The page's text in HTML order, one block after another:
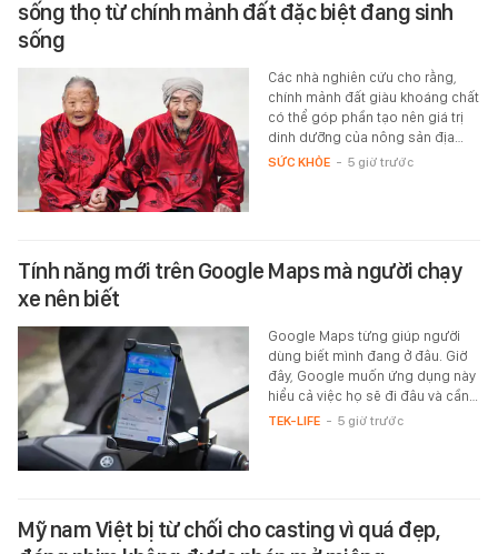
sống thọ từ chính mảnh đất đặc biệt đang sinh
sống
Các nhà nghiên cứu cho rằng,
chính mảnh đất giàu khoáng chất
có thể góp phần tạo nên giá trị
dinh dưỡng của nông sản địa…
SỨC KHỎE - 5 giờ trước
Tính năng mới trên Google Maps mà người chạy
xe nên biết
Google Maps từng giúp người
dùng biết mình đang ở đâu. Giờ
đây, Google muốn ứng dụng này
hiểu cả việc họ sẽ đi đâu và cần…
TEK-LIFE - 5 giờ trước
Mỹ nam Việt bị từ chối cho casting vì quá đẹp,